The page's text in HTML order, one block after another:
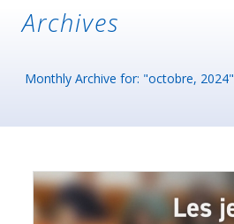
Archives
Monthly Archive for: "octobre, 2024"